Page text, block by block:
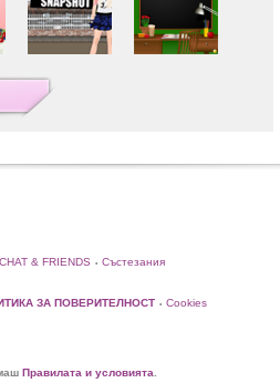
CHAT & FRIENDS • Състезания
ЗА ПОВЕРИТЕЛНОСТ • Cookies
Правилата и условията